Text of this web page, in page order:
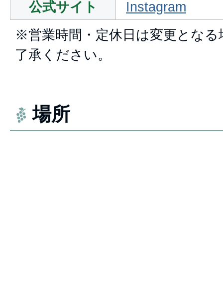
公式サイト
Instagram
※営業時間・定休日は変更とな
了承ください。
場所